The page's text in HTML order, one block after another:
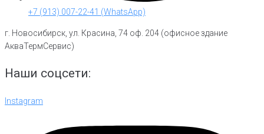
+7 (913) 007-22-41 (WhatsApp)
г. Новосибирск, ул. Красина, 74 оф. 204 (офисное здание
АкваТермСервис)
Наши соцсети:
Instagram